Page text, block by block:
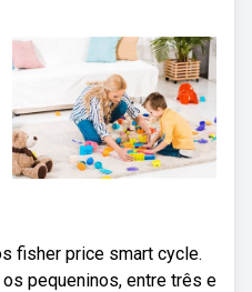
fisher price smart cycle.
pequeninos, entre três e